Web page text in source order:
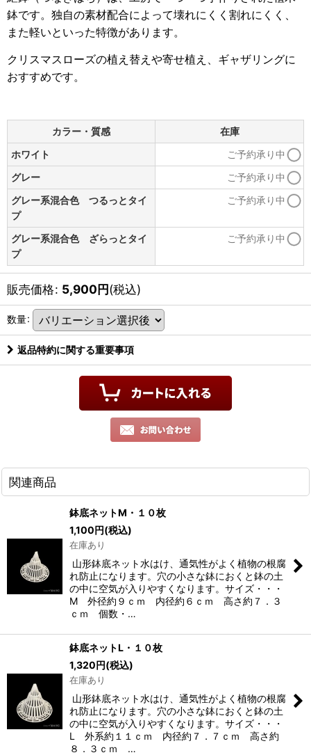
鉢です。独自の素材配合によって壊れにくく割れにくく、
また軽いといった特徴があります。
クリスマスローズの植え替えや寄せ植え、ギャザリングに
おすすめです。
カラー・質感
在庫
ホワイト
ご予約承り中
グレー
ご予約承り中
グレー系混合色 つるっとタイ
プ
ご予約承り中
グレー系混合色 ざらっとタイ
プ
ご予約承り中
販売価格: 5,900円(税込)
数量:
返品特約に関する重要事項
関連商品
鉢底ネットM・１０枚
1,100円(税込)
在庫あり
山形鉢底ネット水はけ、通気性がよく植物の根腐
れ防止になります。穴の小さな鉢におくと鉢の土
の中に空気が入りやすくなります。サイズ・・・
M 外径約９ｃｍ 内径約６ｃｍ 高さ約７．３
ｃｍ 個数・…
鉢底ネットL・１０枚
1,320円(税込)
在庫あり
山形鉢底ネット水はけ、通気性がよく植物の根腐
れ防止になります。穴の小さな鉢におくと鉢の土
の中に空気が入りやすくなります。サイズ・・・
L 外系約１１ｃｍ 内径約７．７ｃｍ 高さ約
８．３ｃｍ …